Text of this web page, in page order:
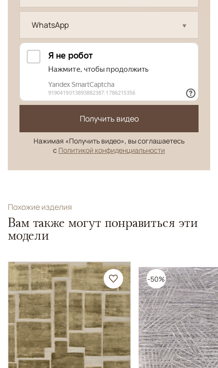
WhatsApp
Получить видео
Нажимая «Получить видео», вы соглашаетесь
с Политикой конфиденциальности
Похожие изделия
Вам также могут понравиться эти
модели
-50%